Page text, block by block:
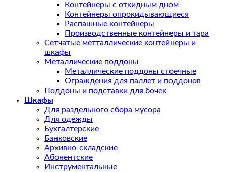
Контейнеры с откидным дном
Контейнеры опрокидывающиеся
Распашные контейнеры
Производственные контейнеры и тара
Сетчатые метталлические контейнеры и
шкафы
Металлические поддоны
Металлические поддоны стоечные
Ограждения для паллет и поддонов
Поддоны и подставки для бочек
Шкафы
Для раздельного сбора мусора
Для одежды
Бухгалтерские
Банковские
Архивно-складские
Абонентские
Инструментальные